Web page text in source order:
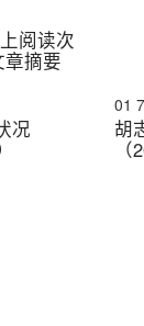
阅读次
摘要
况
01
胡